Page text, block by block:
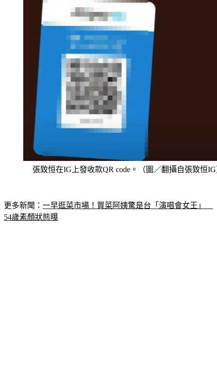
張致恒在IG上發收款QR code。（圖／翻攝自張致恒
更多新聞： 一早逛菜市場！買菜阿姨驚是台「演唱會女王」
54歲素顏狀態曝